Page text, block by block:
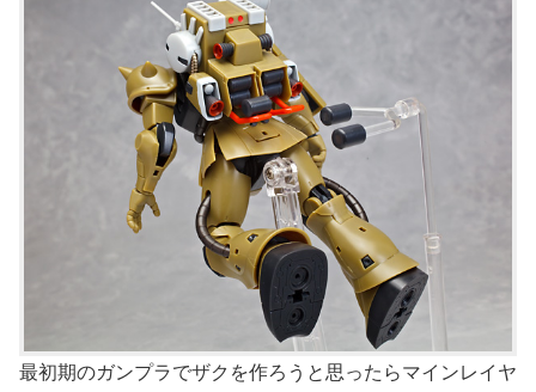
最初期のガンプラでザクを作ろうと思ったらマインレイヤ